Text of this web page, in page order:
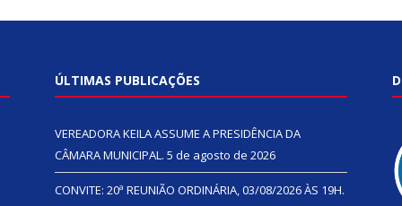
ÚLTIMAS PUBLICAÇÕES
VEREADORA KEILA ASSUME A PRESIDÊNCIA DA
CÂMARA MUNICIPAL. 5 de agosto de 2026
CONVITE: 20ª REUNIÃO ORDINÁRIA, 03/08/2026 ÀS 19H.